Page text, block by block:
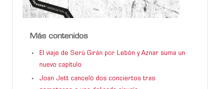
Más contenidos
El viaje de Serú Girán por Lebón y Aznar suma un
nuevo capítulo
Joan Jett canceló dos conciertos tras